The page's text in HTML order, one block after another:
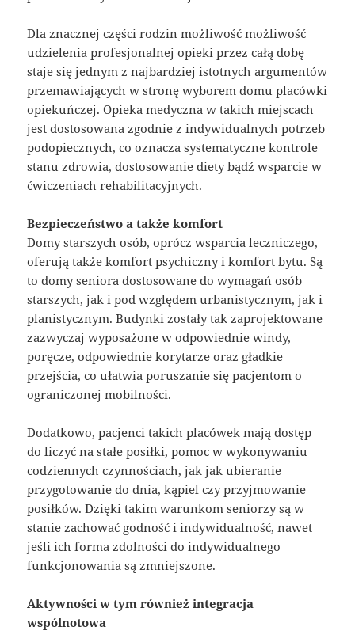
Dla znacznej części rodzin możliwość możliwość
udzielenia profesjonalnej opieki przez całą dobę
staje się jednym z najbardziej istotnych argumentów
przemawiających w stronę wyborem domu placówki
opiekuńczej. Opieka medyczna w takich miejscach
jest dostosowana zgodnie z indywidualnych potrzeb
podopiecznych, co oznacza systematyczne kontrole
stanu zdrowia, dostosowanie diety bądź wsparcie w
ćwiczeniach rehabilitacyjnych.
Bezpieczeństwo a także komfort
Domy starszych osób, oprócz wsparcia leczniczego,
oferują także komfort psychiczny i komfort bytu. Są
to domy seniora dostosowane do wymagań osób
starszych, jak i pod względem urbanistycznym, jak i
planistycznym. Budynki zostały tak zaprojektowane
zazwyczaj wyposażone w odpowiednie windy,
poręcze, odpowiednie korytarze oraz gładkie
przejścia, co ułatwia poruszanie się pacjentom o
ograniczonej mobilności.
Dodatkowo, pacjenci takich placówek mają dostęp
do liczyć na stałe posiłki, pomoc w wykonywaniu
codziennych czynnościach, jak jak ubieranie
przygotowanie do dnia, kąpiel czy przyjmowanie
posiłków. Dzięki takim warunkom seniorzy są w
stanie zachować godność i indywidualność, nawet
jeśli ich forma zdolności do indywidualnego
funkcjonowania są zmniejszone.
Aktywności w tym również integracja
wspólnotowa